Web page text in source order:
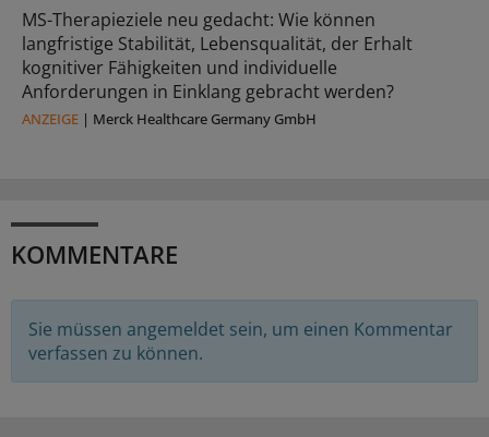
MS-Therapieziele neu gedacht: Wie können
langfristige Stabilität, Lebensqualität, der Erhalt
kognitiver Fähigkeiten und individuelle
Anforderungen in Einklang gebracht werden?
ANZEIGE | Merck Healthcare Germany GmbH
KOMMENTARE
Sie müssen angemeldet sein, um einen Kommentar
verfassen zu können.